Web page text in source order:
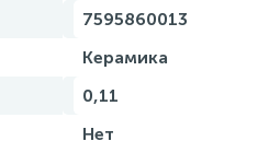
7595860013
Керамика
0,11
Нет